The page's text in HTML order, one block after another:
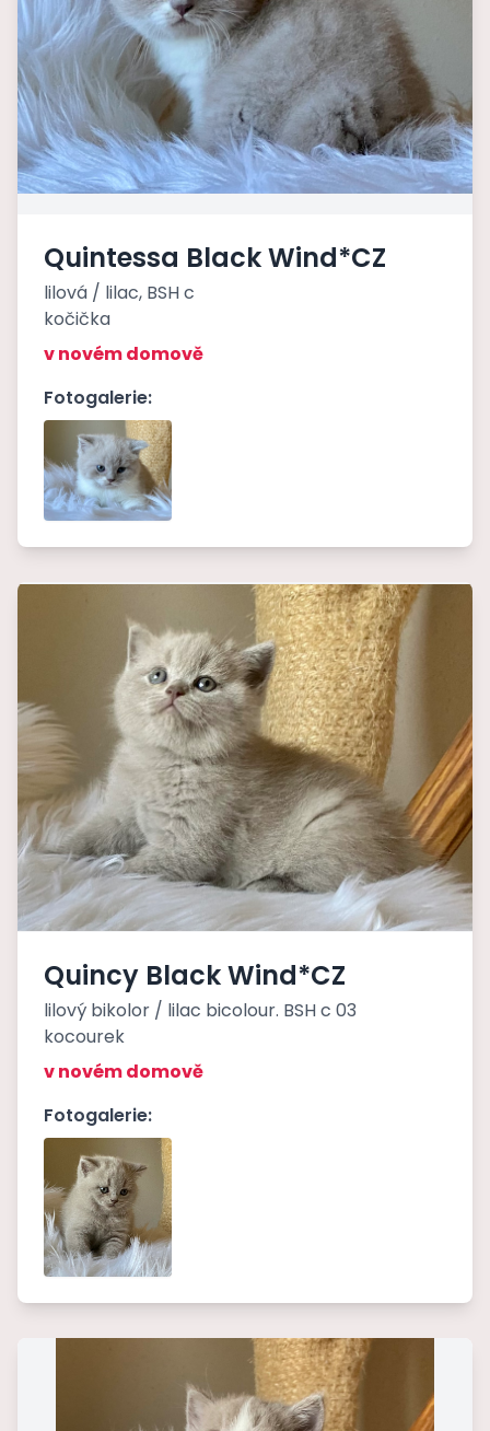
Quintessa Black Wind*CZ
lilová / lilac, BSH c
kočička
v novém domově
Fotogalerie:
Quincy Black Wind*CZ
lilový bikolor / lilac bicolour. BSH c 03
kocourek
v novém domově
Fotogalerie: